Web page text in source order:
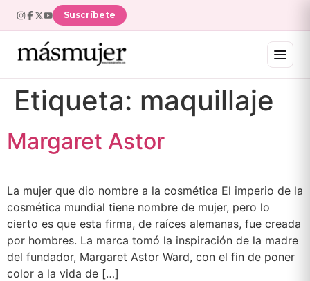
Suscríbete
Etiqueta: maquillaje
Margaret Astor
La mujer que dio nombre a la cosmética El imperio de la
cosmética mundial tiene nombre de mujer, pero lo
cierto es que esta firma, de raíces alemanas, fue creada
por hombres. La marca tomó la inspiración de la madre
del fundador, Margaret Astor Ward, con el fin de poner
color a la vida de […]